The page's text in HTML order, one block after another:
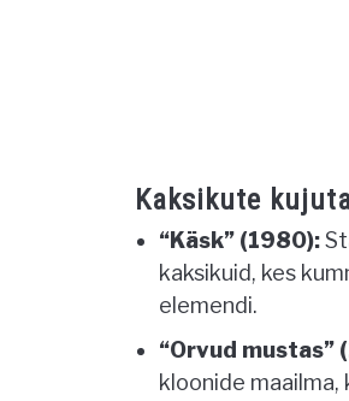
Kaksikute
“Käsk” (1980):
kaksikuid, kes
elemendi.
“Orvud mustas”
kloonide maailma,